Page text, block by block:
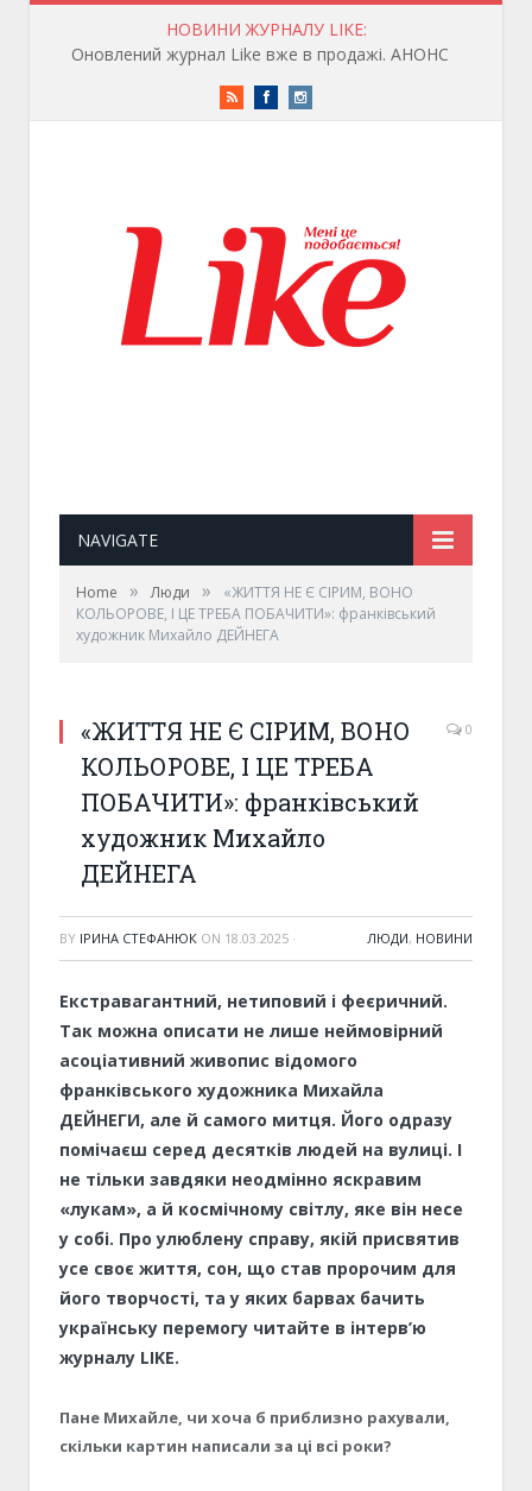
НОВИНИ ЖУРНАЛУ LIKE:
Оновлений журнал Like вже в продажі. АНОНС
RSS FacebookInstagram
NAVIGATE
Home » Люди »
«ЖИТТЯ НЕ Є СІРИМ, ВОНО
КОЛЬОРОВЕ, І ЦЕ ТРЕБА ПОБАЧИТИ»: франківський
художник Михайло ДЕЙНЕГА
«ЖИТТЯ НЕ Є СІРИМ, ВОНО
КОЛЬОРОВЕ, І ЦЕ ТРЕБА
ПОБАЧИТИ»: франківський
художник Михайло
ДЕЙНЕГА
0
BY ІРИНА СТЕФАНЮК ON 18.03.2025 · ЛЮДИ, НОВИНИ
Екстравагантний, нетиповий і феєричний.
Так можна описати не лише неймовірний
асоціативний живопис відомого
франківського художника Михайла
ДЕЙНЕГИ, але й самого митця. Його одразу
помічаєш серед десятків людей на вулиці. І
не тільки завдяки неодмінно яскравим
«лукам», а й космічному світлу, яке він несе
у собі. Про улюблену справу, якій присвятив
усе своє життя, сон, що став пророчим для
його творчості, та у яких барвах бачить
українську перемогу читайте в інтерв’ю
журналу LIKE.
Пане Михайле, чи хоча б приблизно рахували,
скільки картин написали за ці всі роки?